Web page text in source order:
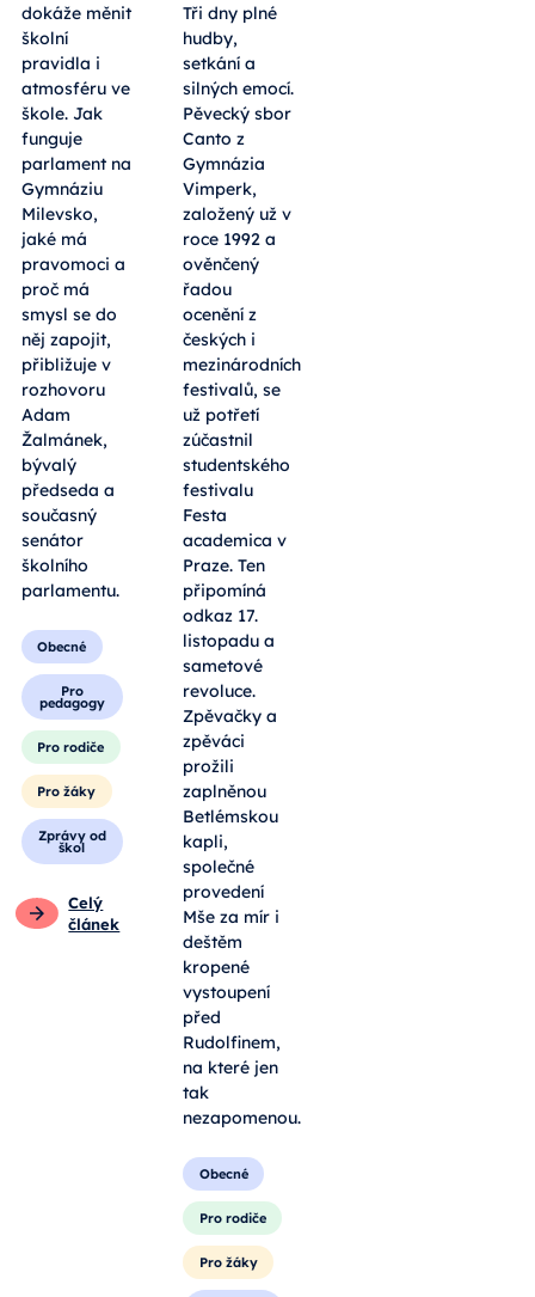
dokáže měnit
školní
pravidla i
atmosféru ve
škole. Jak
funguje
parlament na
Gymnáziu
Milevsko,
jaké má
pravomoci a
proč má
smysl se do
něj zapojit,
přibližuje v
rozhovoru
Adam
Žalmánek,
bývalý
předseda a
současný
senátor
školního
parlamentu.
Obecné
Pro
pedagogy
Pro rodiče
Pro žáky
Zprávy od
škol
Celý
článek
Tři dny plné
hudby,
setkání a
silných emocí.
Pěvecký sbor
Canto z
Gymnázia
Vimperk,
založený už v
roce 1992 a
ověnčený
řadou
ocenění z
českých i
mezinárodních
festivalů, se
už potřetí
zúčastnil
studentského
festivalu
Festa
academica v
Praze. Ten
připomíná
odkaz 17.
listopadu a
sametové
revoluce.
Zpěvačky a
zpěváci
prožili
zaplněnou
Betlémskou
kapli,
společné
provedení
Mše za mír i
deštěm
kropené
vystoupení
před
Rudolfinem,
na které jen
tak
nezapomenou.
Obecné
Pro rodiče
Pro žáky